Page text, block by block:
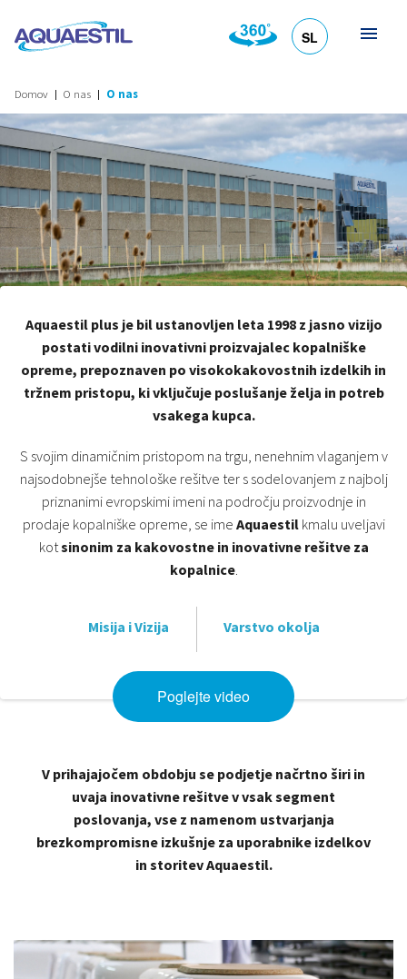
SL
Domov O nas O nas
Aquaestil plus je bil ustanovljen leta 1998 z jasno vizijo
postati vodilni inovativni proizvajalec kopalniške
opreme, prepoznaven po visokokakovostnih izdelkih in
tržnem pristopu, ki vključuje poslušanje želja in potreb
vsakega kupca.
S svojim dinamičnim pristopom na trgu, nenehnim vlaganjem v
najsodobnejše tehnološke rešitve ter s sodelovanjem z najbolj
priznanimi evropskimi imeni na področju proizvodnje in
prodaje kopalniške opreme, se ime Aquaestilkmalu uveljavi
kotsinonim za kakovostne in inovativne rešitve za
kopalnice.
Misija i Vizija Varstvo okolja
Poglejte video
V prihajajočem obdobju se podjetje načrtno širi in
uvaja inovativne rešitve v vsak segment
poslovanja, vse z namenom ustvarjanja
brezkompromisne izkušnje za uporabnike izdelkov
in storitev Aquaestil.